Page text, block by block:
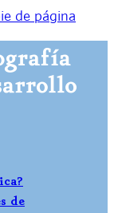
de página
de